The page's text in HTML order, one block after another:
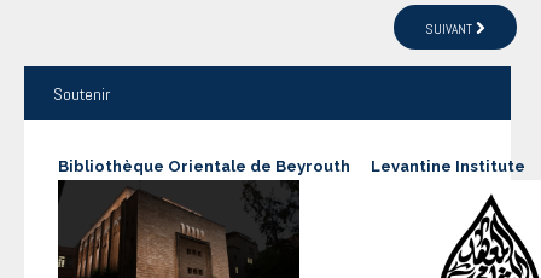
SUIVANT
Soutenir
Bibliothèque Orientale de Beyrouth Levantine Institute